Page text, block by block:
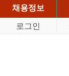
채용정보
로그인